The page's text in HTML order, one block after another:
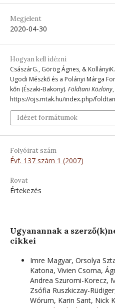
Megjelent
2020-04-30
Hogyan kell idézni
CsászárG., Görög Ágnes, &
Ugodi Mészkő és a Polányi Márga
kőn (Északi-Bakony). Földtani Közlöny,
https://ojs.mtak.hu/index.php/
Idézet formátumok
Folyóirat szám
Évf. 137 szám 1 (2007)
Rovat
Értekezés
Ugyanannak a
cikkei
Imre Magyar, Orsolya
Katona, Vivien Csoma,
Andrea Szuromi-Korecz,
Zsófia Ruszkiczay-
Wórum, Karin Sant, Nick